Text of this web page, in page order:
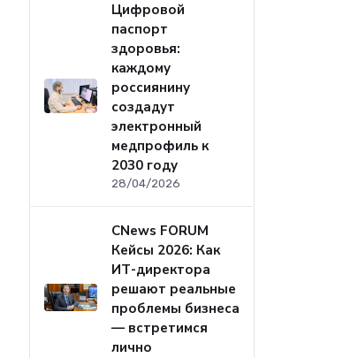
Цифровой
паспорт
здоровья:
каждому
россиянину
создадут
электронный
медпрофиль к
2030 году
28/04/2026
CNews FORUM
Кейсы 2026: Как
ИТ-директора
решают реальные
проблемы бизнеса
— встретимся
лично